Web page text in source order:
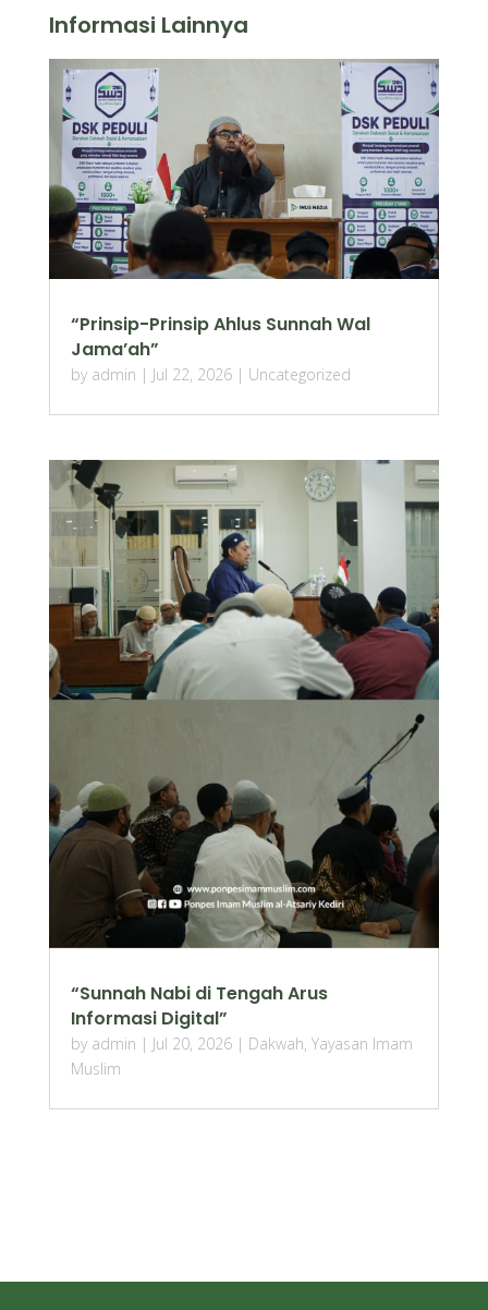
Informasi Lainnya
“Prinsip-Prinsip Ahlus Sunnah Wal
Jama’ah”
by admin | Jul 22, 2026| Uncategorized
“Sunnah Nabi di Tengah Arus
Informasi Digital”
by admin | Jul 20, 2026| Dakwah, Yayasan Imam
Muslim